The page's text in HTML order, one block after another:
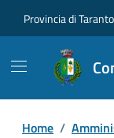
Provincia di Taranto
Home /